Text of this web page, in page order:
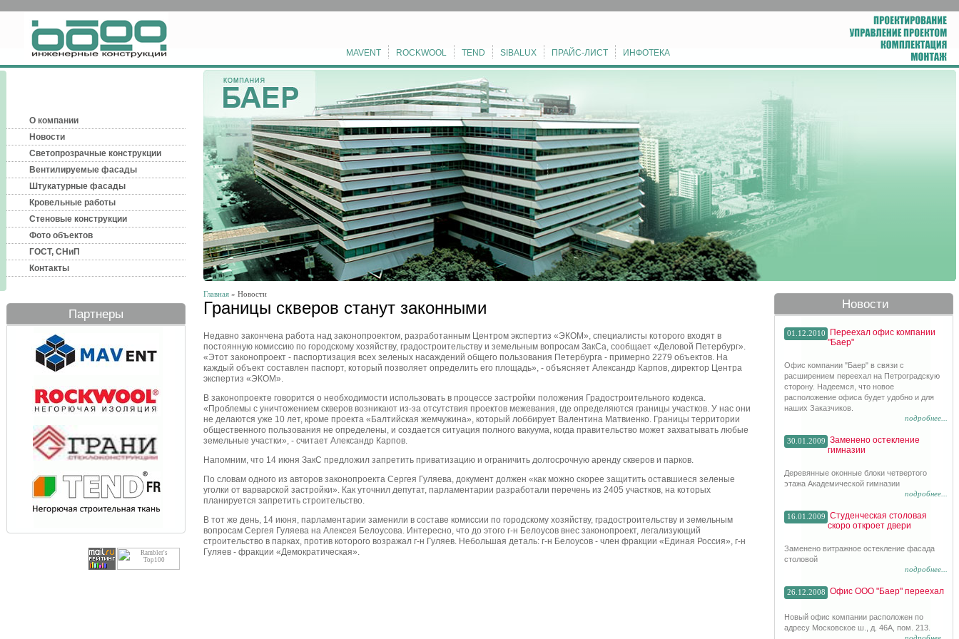
MAVENT ROCKWOOL TEND SIBALUX ПРАЙС-ЛИСТ ИНФОТЕКА
О компании
Новости
Светопрозрачные конструкции
Вентилируемые фасады
Штукатурные фасады
Кровельные работы
Стеновые конструкции
Фото объектов
ГОСТ, СНиП
Контакты
Партнеры
Главная » Новости
Границы скверов станут законными
Недавно закончена работа над законопроектом, разработанным Центром экспертиз «ЭКОМ», специалисты которого входят в
постоянную комиссию по городскому хозяйству, градостроительству и земельным вопросам ЗакСа, сообщает «Деловой Петербург».
«Этот законопроект - паспортизация всех зеленых насаждений общего пользования Петербурга - примерно 2279 объектов. На
каждый объект составлен паспорт, который позволяет определить его площадь», - объясняет Александр Карпов, директор Центра
экспертиз «ЭКОМ».
В законопроекте говорится о необходимости использовать в процессе застройки положения Градостроительного кодекса.
«Проблемы с уничтожением скверов возникают из-за отсутствия проектов межевания, где определяются границы участков. У нас они
не делаются уже 10 лет, кроме проекта «Балтийская жемчужина», который лоббирует Валентина Матвиенко. Границы территории
общественного пользования не определены, и создается ситуация полного вакуума, когда правительство может захватывать любые
земельные участки», - считает Александр Карпов.
Напомним, что 14 июня ЗакC предложил запретить приватизацию и ограничить долгосрочную аренду скверов и парков.
По словам одного из авторов законопроекта Сергея Гуляева, документ должен «как можно скорее защитить оставшиеся зеленые
уголки от варварской застройки». Как уточнил депутат, парламентарии разработали перечень из 2405 участков, на которых
планируется запретить строительство.
В тот же день, 14 июня, парламентарии заменили в составе комиссии по городскому хозяйству, градостроительству и земельным
вопросам Сергея Гуляева на Алексея Белоусова. Интересно, что до этого г-н Белоусов внес законопроект, легализующий
строительство в парках, против которого возражал г-н Гуляев. Небольшая деталь: г-н Белоусов - член фракции «Единая Россия», г-н
Гуляев - фракции «Демократическая».
Новости
01.12.2010
Переехал офис компании
"Баер"
Офис компании "Баер" в связи с
расширением переехал на Петроградскую
сторону. Надеемся, что новое
расположение офиса будет удобно и для
наших Заказчиков.
подробнее...
30.01.2009 Заменено остекление
гимназии
Деревянные оконные блоки четвертого
этажа Академической гимназии
подробнее...
16.01.2009 Студенческая столовая
скоро откроет двери
Заменено витражное остекление фасада
столовой
подробнее...
26.12.2008 Офис ООО "Баер" переехал
Новый офис компании расположен по
адресу Московское ш., д. 46А, пом. 213.